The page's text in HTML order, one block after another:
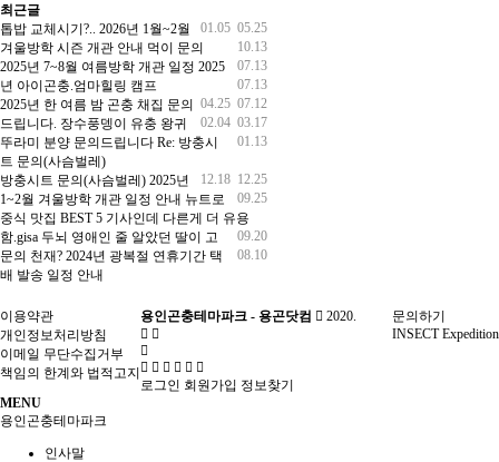
최근글
05.25
톱밥 교체시기?.. 01.05
2026년 1월~2월
겨울방학 시즌 개관 안내
10.13
먹이 문의
07.13
2025년 7~8월 여름방학 개관 일정
07.13
2025
년 아이곤충.엄마힐링 캠프
07.12
2025년 한 여름 밤 곤충 채집 04.25
문의
드립니다.
03.17
장수풍뎅이 유충 02.04
왕귀
뚜라미 분양 문의드립니다
01.13
Re: 방충시
트 문의(사슴벌레)
12.25
방충시트 문의(사슴벌레) 12.18
2025년
1~2월 겨울방학 개관 일정 안내
09.25
뉴트로
중식 맛집 BEST 5 기사인데 다른게 더 유용
함.gisa
09.20
두뇌 영애인 줄 알았던 딸이 고
문의 천재?
08.10
2024년 광복절 연휴기간 택
배 발송 일정 안내
이용약관
개인정보처리방침
이메일 무단수집거부
책임의 한계와 법적고지
문의하기
INSECT Expedition
용인곤충테마파크 - 용곤닷컴 2020.
로그인 회원가입 정보찾기
MENU
용인곤충테마파크
인사말